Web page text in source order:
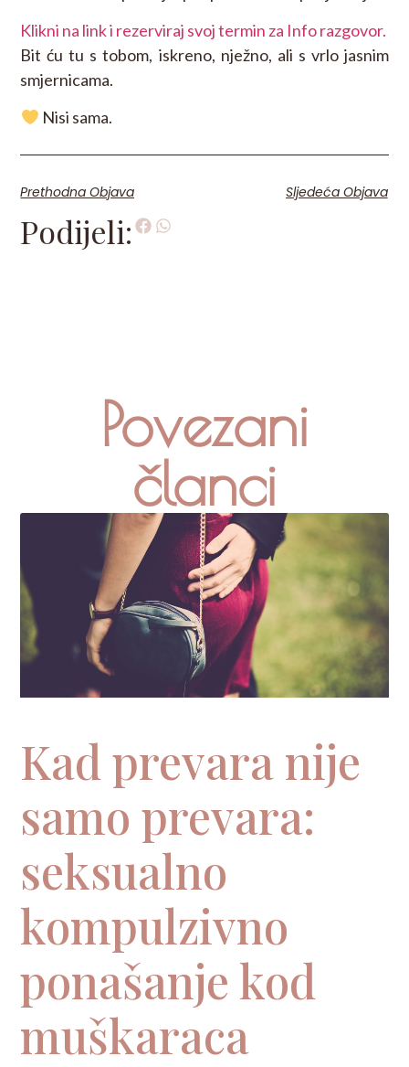
Klikni na link i rezerviraj svoj termin za Info razgovor.
Bit ću tu s tobom, iskreno, nježno, ali s vrlo jasnim
smjernicama.
Nisi sama.
Prethodna Objava Sljedeća Objava
Podijeli:
Povezani
članci
Kad prevara nije
samo prevara:
seksualno
kompulzivno
ponašanje kod
muškaraca